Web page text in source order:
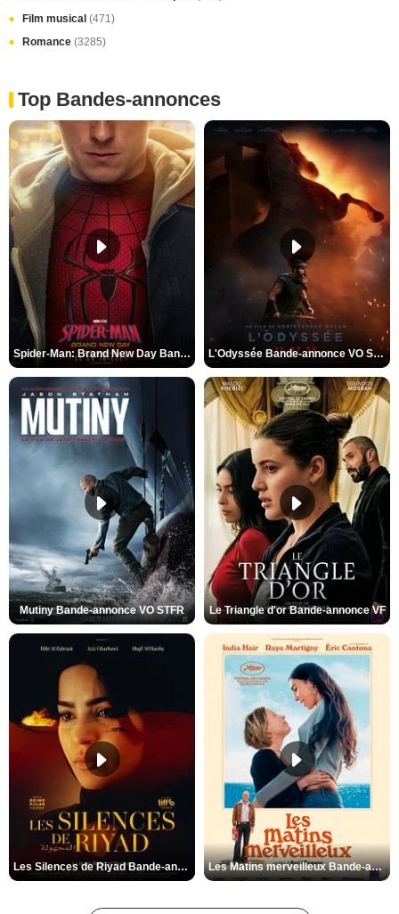
Film musical (471)
Romance (3285)
Top Bandes-annonces
Spider-Man: Brand New Day Bande-annonce VO STFR L'Odyssée Bande-annonce VO STFR
Mutiny Bande-annonce VO STFR Le Triangle d'or Bande-annonce VF
Les Silences de Riyad Bande-annonce VO STFR Les Matins merveilleux Bande-annonce VF